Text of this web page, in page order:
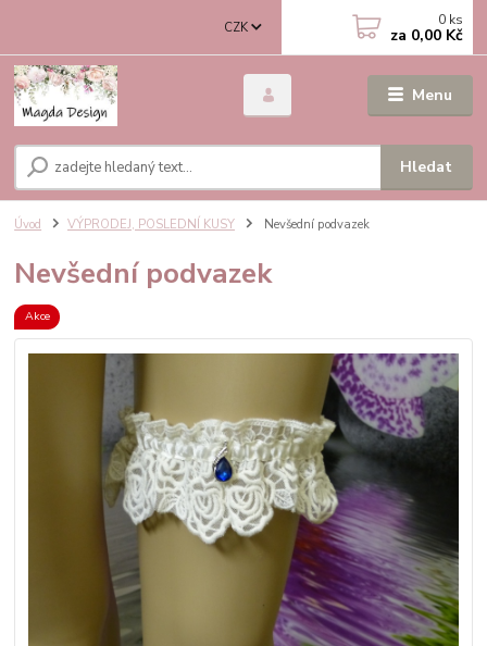
Menu
CZK
Hledat
0 ks
za 0,00 Kč
Úvod VÝPRODEJ, POSLEDNÍ KUSY Nevšední podvazek
Nevšední podvazek
Akce